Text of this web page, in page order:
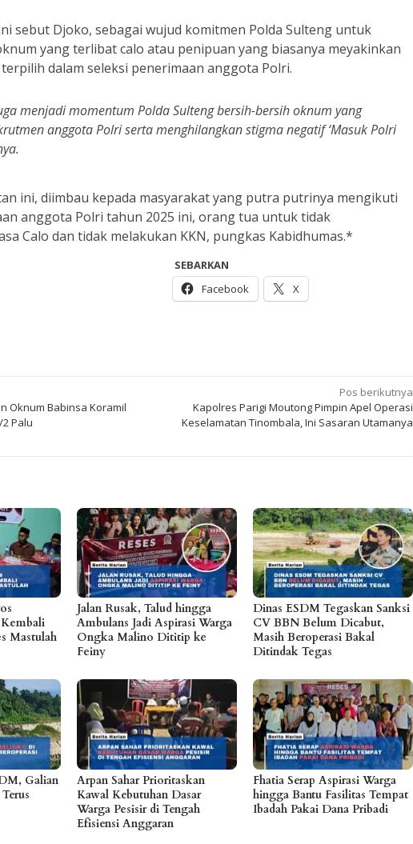
sebut Djoko, sebagai wujud komitmen Polda Sulteng untuk
yang terlibat calo atau penipuan yang biasanya meyakinkan
dalam seleksi penerimaan anggota Polri.
menjadi momentum Polda Sulteng bersih-bersih oknum yang
anggota Polri serta menghilangkan stigma negatif ‘Masuk Polri
ini, diimbau kepada masyarakat yang putra putrinya mengikuti
anggota Polri tahun 2025 ini, orang tua untuk tidak
Calo dan tidak melakukan KKN, pungkas Kabidhumas.*
SEBARKAN
Facebook
X
Oknum Babinsa Koramil
Palu
Pos berikutnya
Kapolres Parigi Moutong Pimpin Apel Operasi
Keselamatan Tinombala, Ini Sasaran Utamanya
Mastulah
Jalan Rusak, Talud hingga
Ambulans Jadi Aspirasi Warga
Ongka Malino Dititip ke
Feiny
Dinas ESDM Tegaskan Sanksi
CV BBN Belum Dicabut,
Masih Beroperasi Bakal
Ditindak Tegas
Galian
Arpan Sahar Prioritaskan
Kawal Kebutuhan Dasar
Warga Pesisir di Tengah
Efisiensi Anggaran
Fhatia Serap Aspirasi Warga
hingga Bantu Fasilitas Tempat
Ibadah Pakai Dana Pribadi